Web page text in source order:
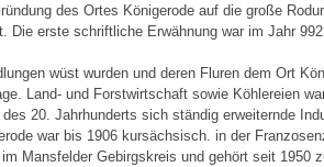
des Ortes Königerode auf die große
Die erste schriftliche Erwähnung war im Jahr
wüst wurden und deren Fluren dem Ort
Land- und Forstwirtschaft sowie Köhlereien
20. Jahrhunderts sich ständig erweiternde
war bis 1906 kursächsisch. in der
Mansfelder Gebirgskreis und gehört seit 1950